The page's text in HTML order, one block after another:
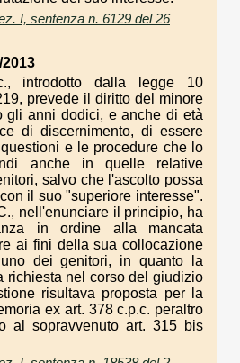
I, sentenza n. 6129 del 26
introdotto dalla legge 10
prevede il diritto del minore
gli anni dodici, e anche di età
di discernimento, di essere
e le procedure che lo
anche in quelle relative
salvo che l'ascolto possa
il suo "superiore interesse".
nell'enunciare il principio, ha
in ordine alla mancata
ai fini della sua collocazione
dei genitori, in quanto la
richiesta nel corso del giudizio
risultava proposta per la
ex art. 378 c.p.c. peraltro
al sopravvenuto art. 315 bis